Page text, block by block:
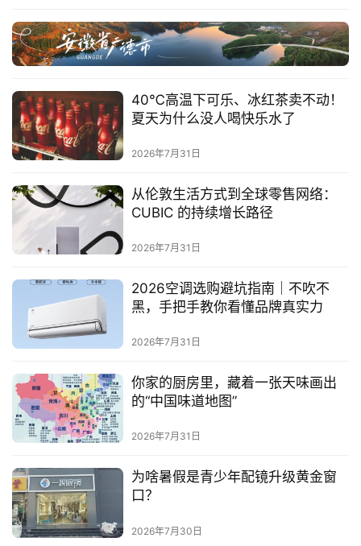
40℃高温下可乐、冰红茶卖不动！
夏天为什么没人喝快乐水了
2026年7月31日
从伦敦生活方式到全球零售网络：
CUBIC 的持续增长路径
2026年7月31日
2026空调选购避坑指南｜不吹不
黑，手把手教你看懂品牌真实力
2026年7月31日
你家的厨房里，藏着一张天味画出
的“中国味道地图”
2026年7月31日
为啥暑假是青少年配镜升级黄金窗
口？
2026年7月30日